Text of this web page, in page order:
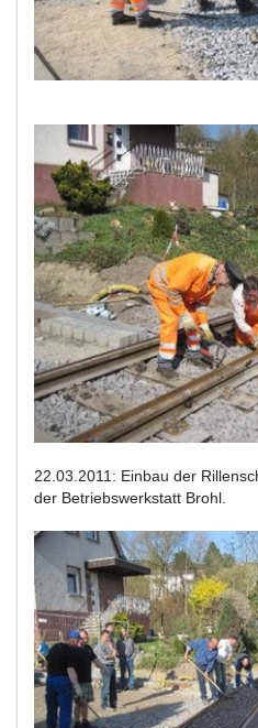
22.03.2011: Einbau der
der Betriebswerkstatt Brohl.